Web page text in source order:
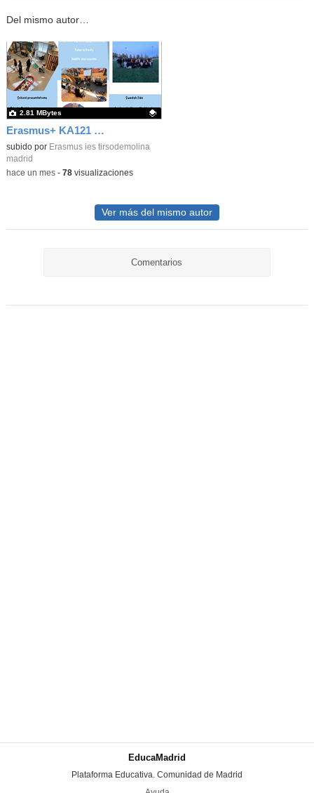
Del mismo autor…
Erasmus+ KA121 | Moving People | Skellefteå 2026
Contenido educativo.
subido por Erasmus ies tirsodemolina
madrid
2.81 MBytes
-hace un mes- 78visualizaciones
Ver más del mismo autor
Comentarios
EducaMadrid
Plataforma Educativa. Comunidad de Madrid